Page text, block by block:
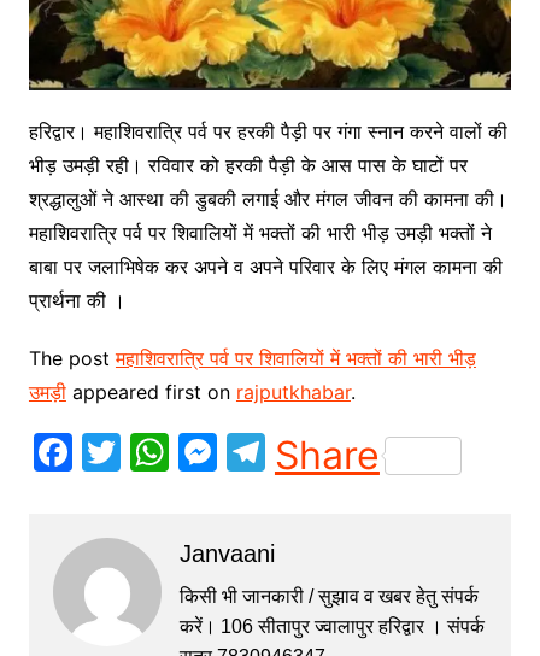
हरिद्वार। महाशिवरात्रि पर्व पर हरकी पैड़ी पर गंगा स्नान करने वालों की
भीड़ उमड़ी रही। रविवार को हरकी पैड़ी के आस पास के घाटों पर
श्रद्धालुओं ने आस्था की डुबकी लगाई और मंगल जीवन की कामना की।
महाशिवरात्रि पर्व पर शिवालियों में भक्तों की भारी भीड़ उमड़ी भक्तों ने
बाबा पर जलाभिषेक कर अपने व अपने परिवार के लिए मंगल कामना की
प्रार्थना की ।
The postमहाशिवरात्रि पर्व पर शिवालियों में भक्तों की भारी भीड़
उमड़ीappeared first on rajputkhabar.
F
c
e
b
o
T
itt
er
W
s
A
p
M
s
e
n
T
el
gr
a
m
Share
Janvaani
किसी भी जानकारी / सुझाव व खबर हेतु संपर्क
करें। 106 सीतापुर ज्वालापुर हरिद्वार । संपर्क